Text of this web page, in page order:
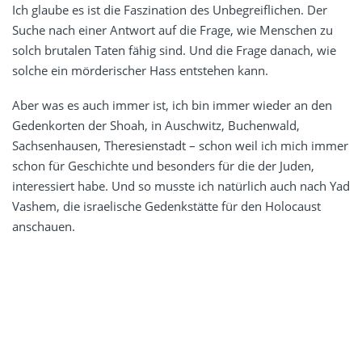
Ich glaube es ist die Faszination des Unbegreiflichen. Der
Suche nach einer Antwort auf die Frage, wie Menschen zu
solch brutalen Taten fähig sind. Und die Frage danach, wie
solche ein mörderischer Hass entstehen kann.
Aber was es auch immer ist, ich bin immer wieder an den
Gedenkorten der Shoah, in Auschwitz, Buchenwald,
Sachsenhausen, Theresienstadt – schon weil ich mich immer
schon für Geschichte und besonders für die der Juden,
interessiert habe. Und so musste ich natürlich auch nach Yad
Vashem, die israelische Gedenkstätte für den Holocaust
anschauen.